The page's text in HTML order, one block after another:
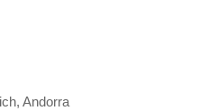
Andorra